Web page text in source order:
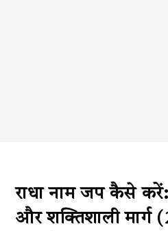
राधा नाम जप कैसे
और शक्तिशाली मार्ग